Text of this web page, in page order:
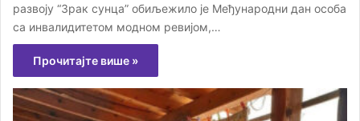
развоју “Зрак сунца” обиљежило је Међународни дан особа
са инвалидитетом модном ревијом,…
Прочитајте више »